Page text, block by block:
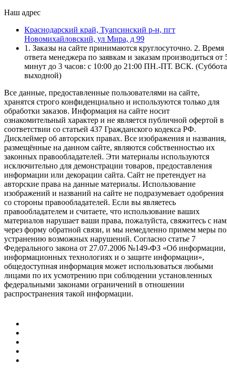
Наш адрес
Краснодарский край, Туапсинский р-н, пгт
Новомихайловский, ул Мира, д 99
1. Заказы на сайте принимаются круглосуточно. 2. Время
ответа менеджера по заявкам и заказам производиться от
минут до 3 часов: с 10:00 до 21:00 ПН.-ПТ. ВСК. (Суббота
выходной)
Все данные, предоставленные пользователями на сайте,
хранятся строго конфиденциально и используются только для
обработки заказов. Информация на сайте носит
ознакомительный характер и не является публичной офертой в
соответствии со статьей 437 Гражданского кодекса РФ.
Дисклеймер об авторских правах. Все изображения и названия,
размещённые на данном сайте, являются собственностью их
законных правообладателей. Эти материалы используются
исключительно для демонстрации товаров, предоставления
информации или декорации сайта. Сайт не претендует на
авторские права на данные материалы. Использование
изображений и названий на сайте не подразумевает одобрения
со стороны правообладателей. Если вы являетесь
правообладателем и считаете, что использование ваших
материалов нарушает ваши права, пожалуйста, свяжитесь с
через форму обратной связи, и мы немедленно примем меры по
устранению возможных нарушений. Согласно статье 7
Федерального закона от 27.07.2006 №149-ФЗ «Об информации,
информационных технологиях и о защите информации»,
общедоступная информация может использоваться любыми
лицами по их усмотрению при соблюдении установленных
федеральными законами ограничений в отношении
распространения такой информации.